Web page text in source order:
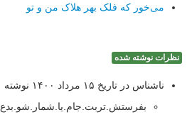
می‌خور که فلک بهر هلاک من و تو
نظرات نوشته شده
ناشناس در تاریخ ۱۵ مرداد ۱۴۰۰ نوشته
بفرستش.تربت.جام.یا.شمار.شو.بدع